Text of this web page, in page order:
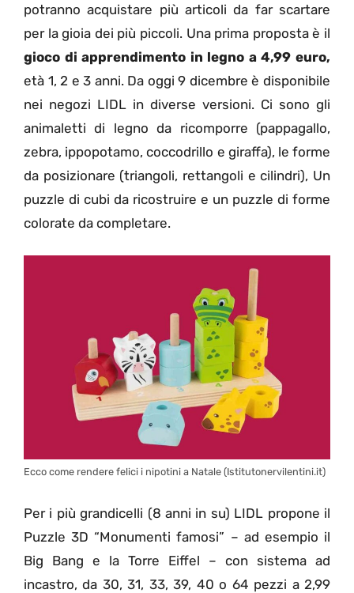
potranno acquistare più articoli da far scartare
per la gioia dei più piccoli. Una prima proposta è il
gioco di apprendimento in legno a 4,99 euro,
età 1, 2 e 3 anni. Da oggi 9 dicembre è disponibile
nei negozi LIDL in diverse versioni. Ci sono gli
animaletti di legno da ricomporre (pappagallo,
zebra, ippopotamo, coccodrillo e giraffa), le forme
da posizionare (triangoli, rettangoli e cilindri), Un
puzzle di cubi da ricostruire e un puzzle di forme
colorate da completare.
Ecco come rendere felici i nipotini a Natale (Istitutonervilentini.it)
Per i più grandicelli (8 anni in su) LIDL propone il
Puzzle 3D “Monumenti famosi” – ad esempio il
Big Bang e la Torre Eiffel – con sistema ad
incastro, da 30, 31, 33, 39, 40 o 64 pezzi a 2,99